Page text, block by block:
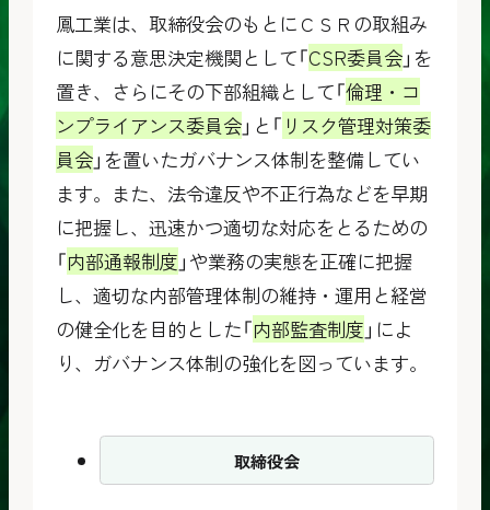
鳳工業は、取締役会のもとにＣＳＲの取組み
に関する意思決定機関として「CSR委員会」を
置き、さらにその下部組織として「倫理・コ
ンプライアンス委員会」と「 リスク管理対策委
員会」を置いたガバナンス体制を整備してい
ます。また、法令違反や不正行為などを早期
に把握し、迅速かつ適切な対応をとるための
「内部通報制度 」や業務の実態を正確に把握
し、適切な内部管理体制の維持・運用と経営
の健全化を目的とした「内部監査制度 」によ
り、ガバナンス体制の強化を図っています。
取締役会